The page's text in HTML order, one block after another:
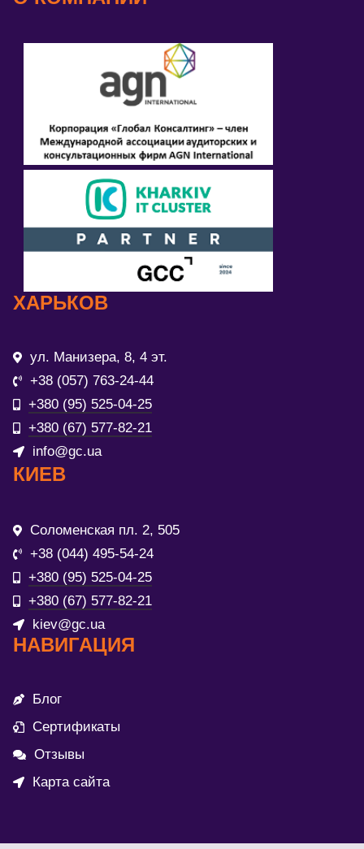
ХАРЬКОВ
ул. Манизера, 8, 4 эт.
+38 (057) 763-24-44
+380 (95) 525-04-25
+380 (67) 577-82-21
info@gc.ua
КИЕВ
Соломенская пл. 2, 505
+38 (044) 495-54-24
+380 (95) 525-04-25
+380 (67) 577-82-21
kiev@gc.ua
НАВИГАЦИЯ
Блог
Сертификаты
Отзывы
Карта сайта